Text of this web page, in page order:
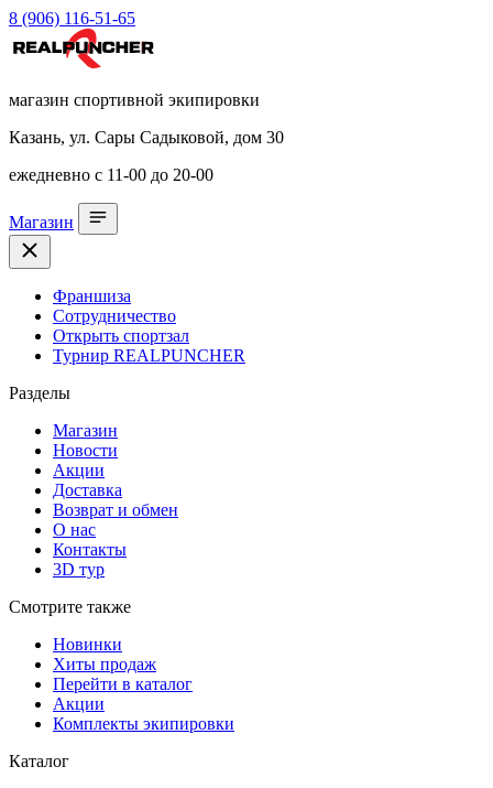
8 (906) 116-51-65
магазин спортивной экипировки
Казань, ул. Сары Садыковой, дом 30
ежедневно с 11-00 до 20-00
Магазин
Франшиза
Сотрудничество
Открыть спортзал
Турнир REALPUNCHER
Разделы
Магазин
Новости
Акции
Доставка
Возврат и обмен
О нас
Контакты
3D тур
Смотрите также
Новинки
Хиты продаж
Перейти в каталог
Акции
Комплекты экипировки
Каталог